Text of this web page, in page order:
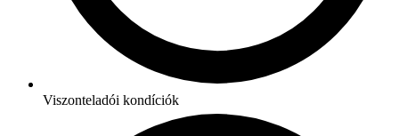
Viszonteladói kondíciók